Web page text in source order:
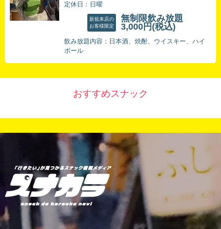
定休日：日曜
新規来店の
お客様限定
無制限飲み放題
3,000円 (税込)
飲み放題内容：日本酒、焼酎、ウイスキー、ハイ
ボール
おすすめスナック